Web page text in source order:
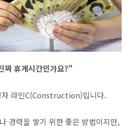
짜 휴게시간인가요?"
자 라인C(Construction)입니다.
경력을 쌓기 위한 좋은 방법이지만,